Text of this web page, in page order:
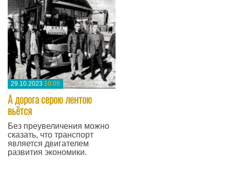
29.10.2023 10:05
​А дорога серою лентою
вьётся
Без преувеличения можно
сказать, что транспорт
является двигателем
развития экономики.